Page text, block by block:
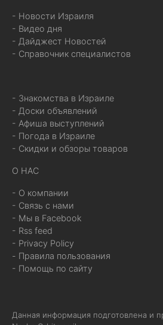
- Новости Израиля
- Видео дня
- Дайджест Новостей
- Справочник специалистов
- Знакомства в Израиле
- Доски объявлений
- Афиша выступлений
- Погода в Израиле
- Скидки и обзоры товаров
О НАС
- О компании
- Связь с нами
- Мы в Facebook
- Rss feed
- Privacy Policy
- Правила пользования
- Помощь по сайту
Данная информация подготовлена и